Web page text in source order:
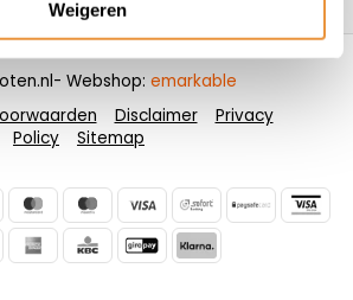
Weigeren
Disclaimer
Privacy
Policy
Sitemap
- Webshop: emarkable